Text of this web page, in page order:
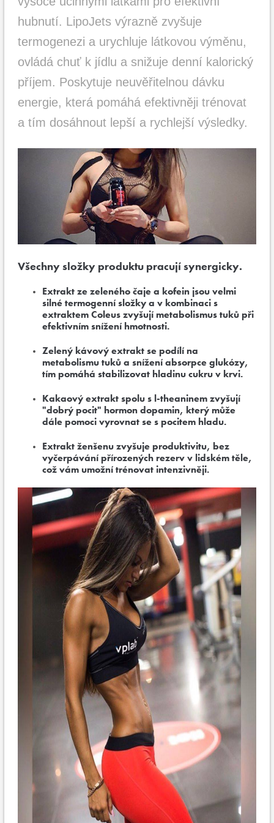
hubnutí. LipoJets výrazně zvyšuje
termogenezi a urychluje látkovou výměnu,
ovládá chuť k jídlu a snižuje denní kalorický
příjem. Poskytuje neuvěřitelnou dávku
energie, která pomáhá efektivněji trénovat
a tím dosáhnout lepší a rychlejší výsledky.
Všechny složky produktu pracují synergicky.
Extrakt ze zeleného čaje a kofein jsou velmi
silné termogenní složky a v kombinaci s
extraktem Coleus zvyšují metabolismus tuků při
efektivním snížení hmotnosti.
Zelený kávový extrakt se podílí na
metabolismu tuků a snížení absorpce glukózy,
tím pomáhá stabilizovat hladinu cukru v krvi.
Kakaový extrakt spolu s l-theaninem zvyšují
"dobrý pocit" hormon dopamin, který může
dále pomoci vyrovnat se s pocitem hladu.
Extrakt ženšenu zvyšuje produktivitu, bez
vyčerpávání přírozených rezerv v lidském těle,
což vám umožní trénovat intenzivněji.